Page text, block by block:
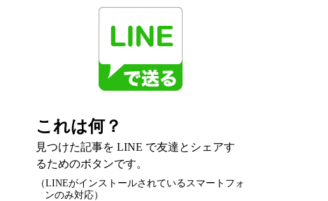
これは何？
見つけた記事を LINE で友達とシェアす
るためのボタンです。
（LINEがインストールされているスマートフォ
ンのみ対応）